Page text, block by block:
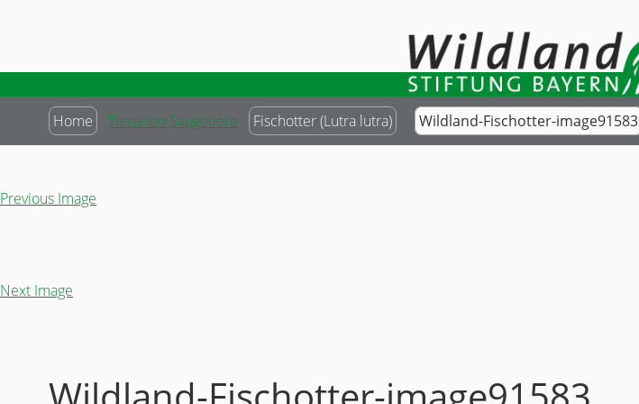
Home Tierarten Säugetiere Fischotter (Lutra lutra) Wildland-Fischotter-image91583
Previous Image
Next Image